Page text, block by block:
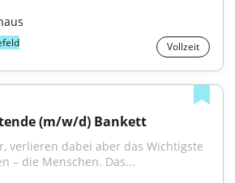
Vollzeit
(m/w/d) Bankett
verlieren dabei aber das Wichtigste
– die Menschen. Das...